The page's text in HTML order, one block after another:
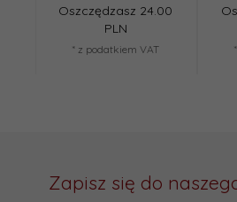
Oszczędzasz 24.00
PLN
* z podatkiem VAT
Zapisz się do